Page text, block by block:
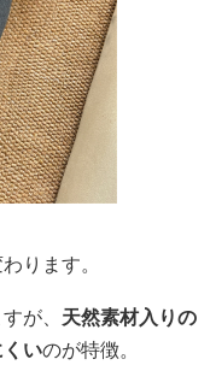
ります。
が、 天然素材入りの
いのが特徴。